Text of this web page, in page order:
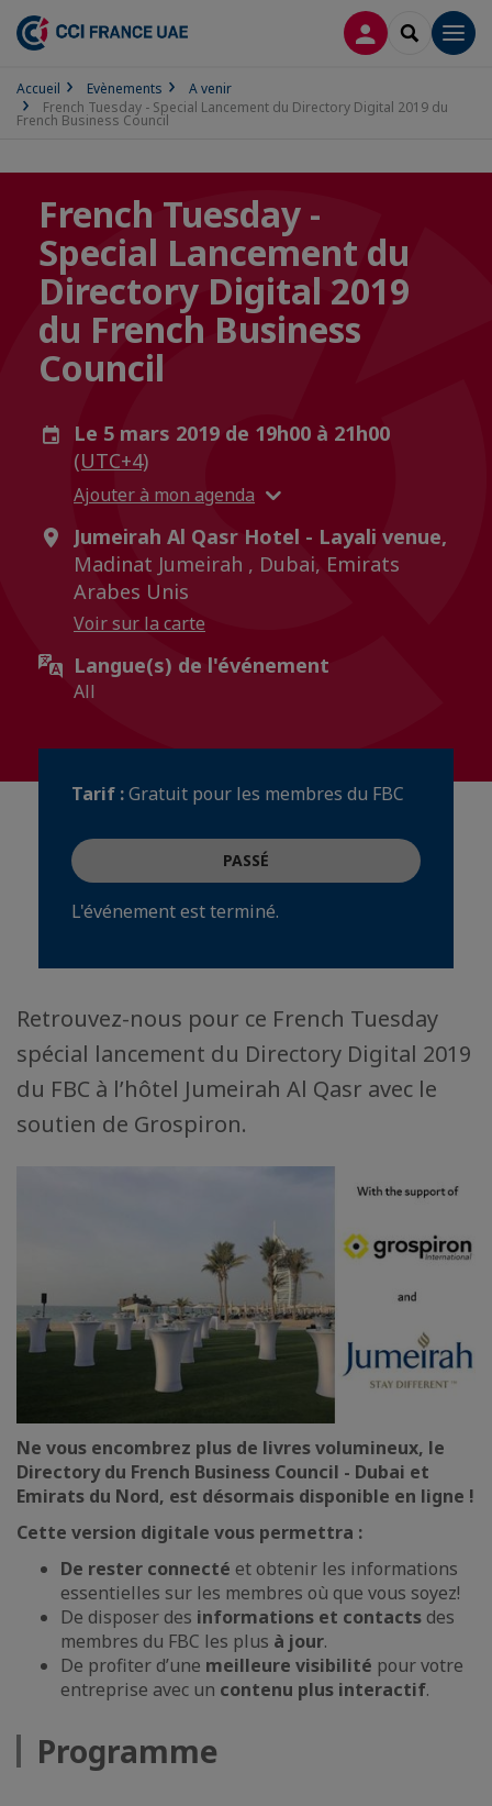
CONNEXION
Accueil Evènements
A venir
French Tuesday - Special Lancement du Directory Digital 2019 du
French Business Council
French Tuesday -
Special Lancement du
Directory Digital 2019
du French Business
Council
Le 5 mars 2019 de 19h00 à 21h00
(UTC+4)
Ajouter à mon agenda
Jumeirah Al Qasr Hotel - Layali venue,
Madinat Jumeirah , Dubai, Emirats
Arabes Unis
Voir sur la carte
Langue(s) de l'événement
All
Tarif :Gratuit pour les membres du FBC
PASSÉ
L'événement est terminé.
Retrouvez-nous pour ce French Tuesday
spécial lancement du Directory Digital 2019
du FBC à l’hôtel Jumeirah Al Qasr avec le
soutien de Grospiron.
Ne vous encombrez plus de livres volumineux, le
Directory du French Business Council - Dubai et
Emirats du Nord, est désormais disponible en ligne !
Cette version digitale vous permettra :
De rester connecté et obtenir les informations
essentielles sur les membres où que vous soyez!
De disposer des informations et contactsdes
membres du FBC les plus à jour.
De profiter d’une meilleure visibilité pour votre
entreprise avec un contenu plus interactif.
Programme